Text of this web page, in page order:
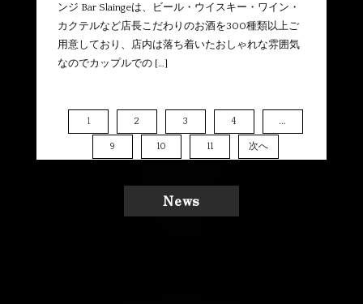
ンジ Bar Slaingeは、ビール・ウイスキー・ワイン・
カクテルなど店長こだわりのお酒を300種類以上ご
用意しており、店内は落ち着いたおしゃれな雰囲気
なのでカップルでの […]
1 2 3 4 …
9 10 11 次へ
News